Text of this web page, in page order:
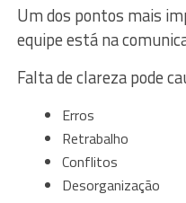
Um dos pontos mais
equipe está na
Falta de clareza pode
Erros
Retrabalho
Conflitos
Desorganização